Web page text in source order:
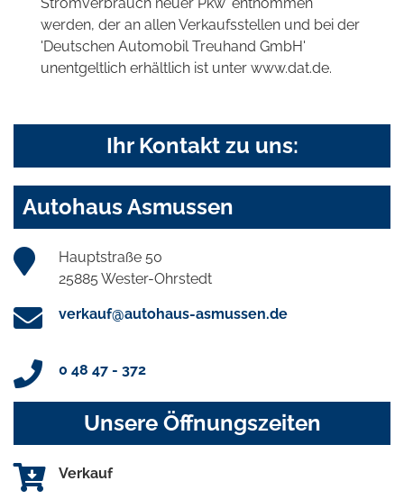
werden, der an allen Verkaufsstellen und bei der
'Deutschen Automobil Treuhand GmbH'
unentgeltlich erhältlich ist unter www.dat.de.
Ihr Kontakt zu uns:
Autohaus Asmussen
Hauptstraße 50
25885 Wester-Ohrstedt
verkauf@autohaus-asmussen.de
0 48 47 - 372
Unsere Öffnungszeiten
Verkauf